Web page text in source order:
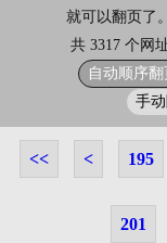
就可以翻页了
共 3317 个网
自动顺序翻
手
<< < 195
201